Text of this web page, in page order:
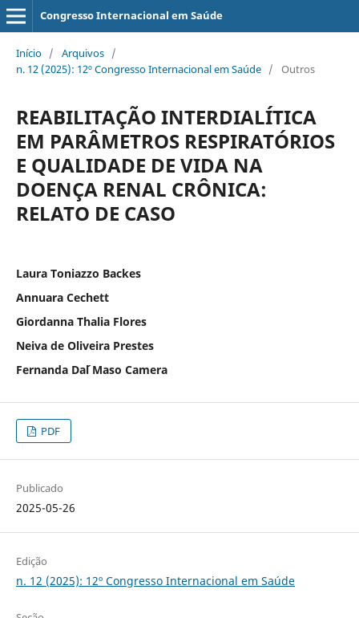
Congresso Internacional em Saúde
Início / Arquivos /
n. 12 (2025): 12º Congresso Internacional em Saúde / Outros
REABILITAÇÃO INTERDIALÍTICA
EM PARÂMETROS RESPIRATÓRIOS
E QUALIDADE DE VIDA NA
DOENÇA RENAL CRÔNICA:
RELATO DE CASO
Laura Toniazzo Backes
Annuara Cechett
Giordanna Thalia Flores
Neiva de Oliveira Prestes
Fernanda Dal ́Maso Camera
PDF
Publicado
2025-05-26
Edição
n. 12 (2025): 12º Congresso Internacional em Saúde